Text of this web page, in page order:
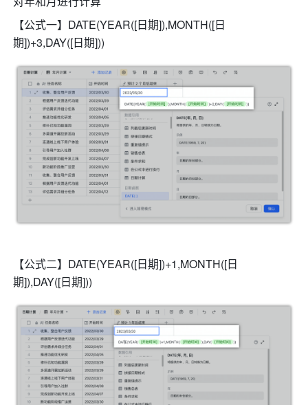
【公式一】DATE(YEAR([日期]),MONTH([日
期])+3,DAY([日期]))
【公式二】DATE(YEAR([日期])+1,MONTH([日
期]),DAY([日期]))